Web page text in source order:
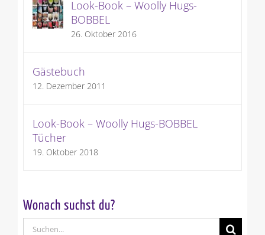
Look-Book – Woolly Hugs-
BOBBEL
26. Oktober 2016
Gästebuch
12. Dezember 2011
Look-Book – Woolly Hugs-BOBBEL
Tücher
19. Oktober 2018
Wonach suchst du?
Suche